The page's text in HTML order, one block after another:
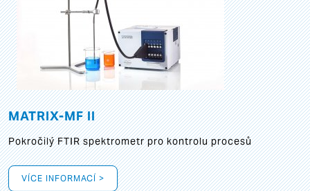
MATRIX-MF II
Pokročilý FTIR spektrometr pro kontrolu procesů
VÍCE INFORMACÍ >